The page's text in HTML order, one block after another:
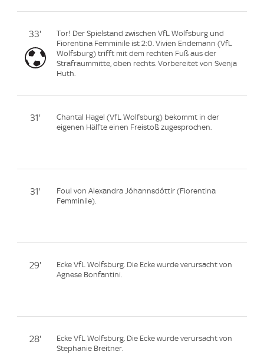
33'
Tor! Der Spielstand zwischen VfL Wolfsburg und
Fiorentina Femminile ist 2:0. Vivien Endemann (VfL
Wolfsburg) trifft mit dem rechten Fuß aus der
Strafraummitte, oben rechts. Vorbereitet von Svenja
Huth.
31'
Chantal Hagel (VfL Wolfsburg) bekommt in der
eigenen Hälfte einen Freistoß zugesprochen.
31'
Foul von Alexandra Jóhannsdóttir (Fiorentina
Femminile).
29'
Ecke VfL Wolfsburg. Die Ecke wurde verursacht von
Agnese Bonfantini.
28'
Ecke VfL Wolfsburg. Die Ecke wurde verursacht von
Stephanie Breitner.